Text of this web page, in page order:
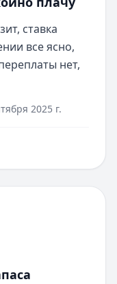
ставка
все ясно,
нет,
2025 г.